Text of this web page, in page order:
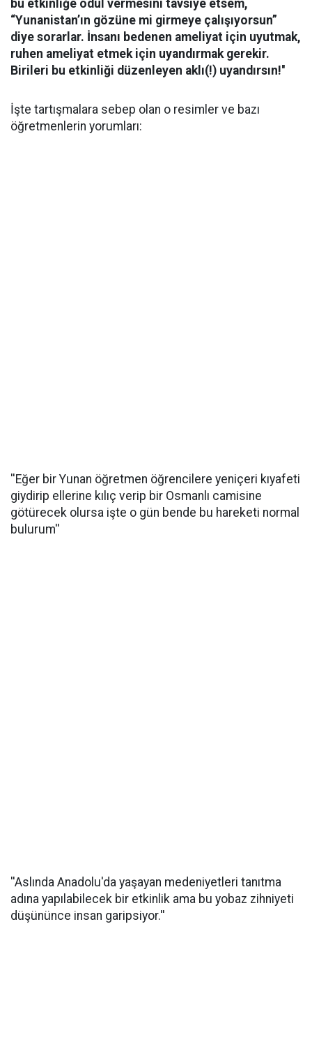
bu etkinliğe ödül vermesini tavsiye etsem,
“Yunanistan’ın gözüne mi girmeye çalışıyorsun”
diye sorarlar. İnsanı bedenen ameliyat için uyutmak,
ruhen ameliyat etmek için uyandırmak gerekir.
Birileri bu etkinliği düzenleyen aklı(!) uyandırsın!''
İşte tartışmalara sebep olan o resimler ve bazı
öğretmenlerin yorumları:
''Eğer bir Yunan öğretmen öğrencilere yeniçeri kıyafeti
giydirip ellerine kılıç verip bir Osmanlı camisine
götürecek olursa işte o gün bende bu hareketi normal
bulurum''
''Aslında Anadolu'da yaşayan medeniyetleri tanıtma
adına yapılabilecek bir etkinlik ama bu yobaz zihniyeti
düşününce insan garipsiyor.''